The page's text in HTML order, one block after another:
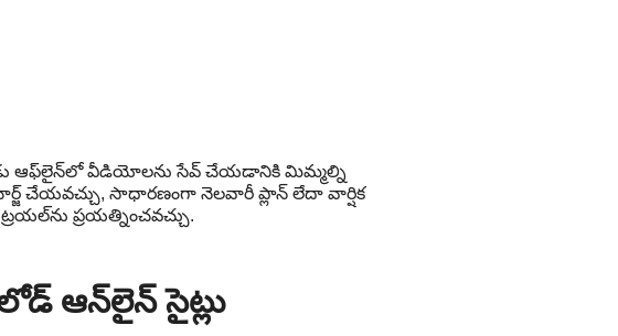
ఆఫ్‌లైన్‌లో వీడియోలను సేవ్ చేయడానికి మిమ్మల్ని
ఛార్జ్ చేయవచ్చు, సాధారణంగా నెలవారీ ప్లాన్ లేదా వార్షిక
ప్రయత్నించవచ్చు.
ఆన్‌లైన్ సైట్లు